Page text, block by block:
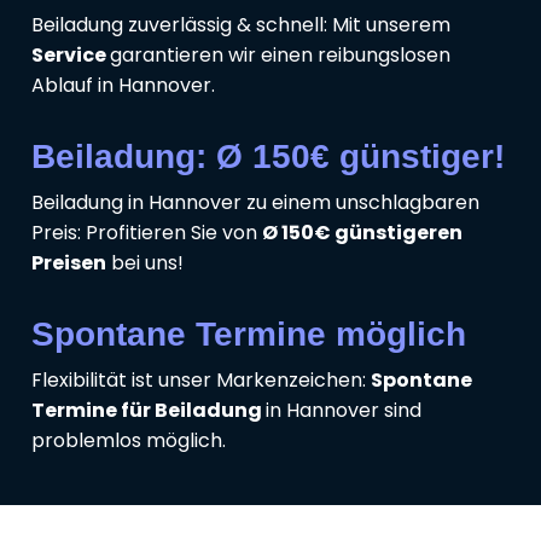
Beiladung zuverlässig & schnell: Mit unserem
Servicegarantieren wir einen reibungslosen
Ablauf in Hannover.
Beiladung: Ø 150€ günstiger!
Beiladung in Hannover zu einem unschlagbaren
Preis: Profitieren Sie von Ø 150€ günstigeren
Preisen bei uns!
Spontane Termine möglich
Flexibilität ist unser Markenzeichen: Spontane
Termine für Beiladungin Hannover sind
problemlos möglich.